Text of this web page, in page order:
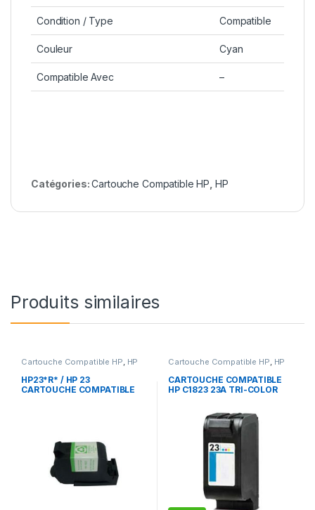
Condition / Type Compatible
Couleur Cyan
Compatible Avec –
Catégories:Cartouche Compatible HP, HP
Produits similaires
Cartouche Compatible HP, HP
HP23*R* / HP 23
CARTOUCHE COMPATIBLE
Cartouche Compatible HP, HP
CARTOUCHE COMPATIBLE
HP C1823 23A TRI-COLOR